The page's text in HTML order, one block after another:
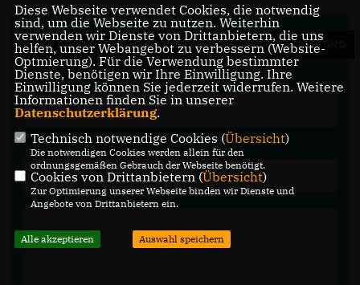
WIR FREUEN UNS ÜBER IHRE FRAGEN, ANREGUNGEN UND
KOMMENTARE.
Diese Webseite verwendet Cookies, die notwendig
sind, um die Webseite zu nutzen. Weiterhin
verwenden wir Dienste von Drittanbietern, die uns
helfen, unser Webangebot zu verbessern (Website-
Optmierung). Für die Verwendung bestimmter
Dienste, benötigen wir Ihre Einwilligung. Ihre
Einwilligung können Sie jederzeit widerrufen. Weitere
Informationen finden Sie in unserer
Datenschutzerklärung.
Technisch notwendige Cookies (Übersicht)
Die notwendigen Cookies werden allein für den
ordnungsgemäßen Gebrauch der Webseite benötigt.
Cookies von Drittanbietern (Übersicht)
Zur Optimierung unserer Webseite binden wir Dienste und
Angebote von Drittanbietern ein.
Alle akzeptieren Auswahl speichern